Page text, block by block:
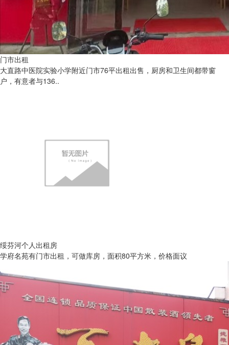
门市出租
大直路中医院实验小学附近门市76平出租出售，厨房和卫生间都带窗
户，有意者与136..
绥芬河个人出租房
学府名苑有门市出租，可做库房，面积80平方米，价格面议